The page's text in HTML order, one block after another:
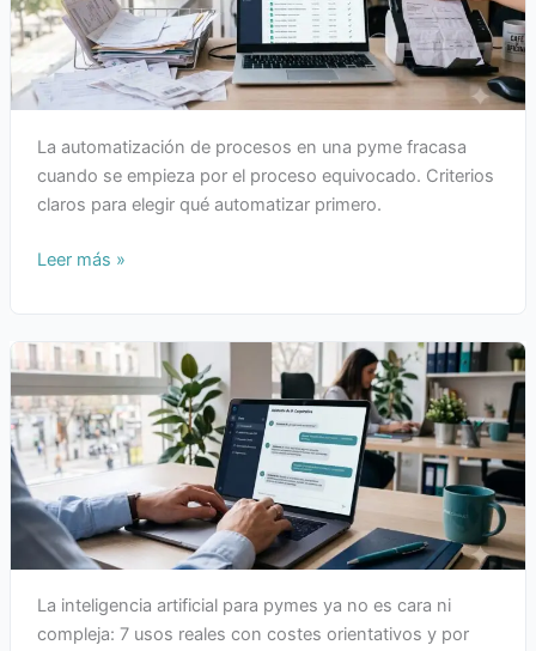
La automatización de procesos en una pyme fracasa
cuando se empieza por el proceso equivocado. Criterios
claros para elegir qué automatizar primero.
Leer más »
La inteligencia artificial para pymes ya no es cara ni
compleja: 7 usos reales con costes orientativos y por